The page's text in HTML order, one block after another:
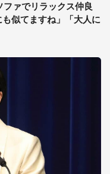
ァでリラックス仲良
似てますね」「大人に